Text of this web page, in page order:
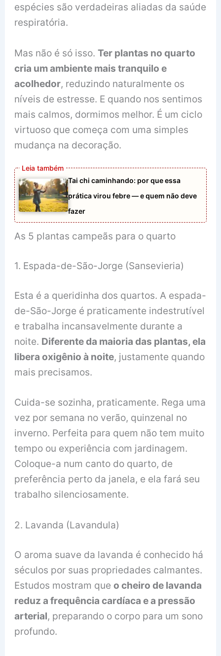
espécies são verdadeiras aliadas da saúde
respiratória.
Mas não é só isso.Ter plantas no quarto
cria um ambiente mais tranquilo e
acolhedor, reduzindo naturalmente os
níveis de estresse. E quando nos sentimos
mais calmos, dormimos melhor. É um ciclo
virtuoso que começa com uma simples
mudança na decoração.
Tai chi caminhando: por que essa
prática virou febre — e quem não deve
fazer
As 5 plantas campeãs para o quarto
1. Espada-de-São-Jorge (Sansevieria)
Esta é a queridinha dos quartos. A espada-
de-São-Jorge é praticamente indestrutível
e trabalha incansavelmente durante a
noite. Diferente da maioria das plantas, ela
libera oxigênio à noite, justamente quando
mais precisamos.
Cuida-se sozinha, praticamente. Rega uma
vez por semana no verão, quinzenal no
inverno. Perfeita para quem não tem muito
tempo ou experiência com jardinagem.
Coloque-a num canto do quarto, de
preferência perto da janela, e ela fará seu
trabalho silenciosamente.
2. Lavanda (Lavandula)
O aroma suave da lavanda é conhecido há
séculos por suas propriedades calmantes.
Estudos mostram queo cheiro de lavanda
reduz a frequência cardíaca e a pressão
arterial, preparando o corpo para um sono
profundo.